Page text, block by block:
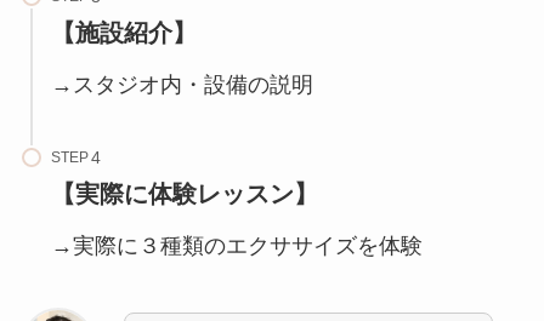
【施設紹介】
→スタジオ内・設備の説明
STEP
【実際に体験レッスン】
→実際に３種類のエクササイズを体験